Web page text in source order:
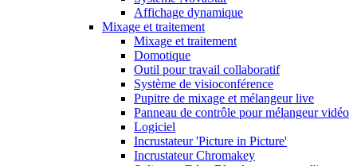
Affichage dynamique
Mixage et traitement
Mixage et traitement
Domotique
Outil pour travail collaboratif
Système de visioconférence
Pupitre de mixage et mélangeur live
Panneau de contrôle pour mélangeur vidéo
Logiciel
Incrustateur 'Picture in Picture'
Incrustateur Chromakey